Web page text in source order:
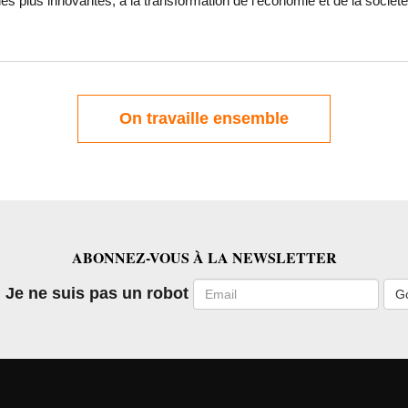
On travaille ensemble
ABONNEZ-VOUS À LA NEWSLETTER
Je ne suis pas un robot Email